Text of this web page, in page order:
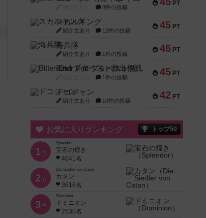
PT
8件の投稿
45 PT
スカルキング
紹介文あり 12件の投稿
45 PT
海兵隊
紹介文あり 1件の投稿
45 PT
Bitter End ブタペスト救出作戦
1件の投稿
42 PT
ドコジャン
紹介文あり 10件の投稿
お気に入りランキング トップ50
1位
Splendor
宝石の煌き
4041名
2位
Die Siedler von Catan
カタン
3616名
3位
Dominion
ドミニオン
2530名